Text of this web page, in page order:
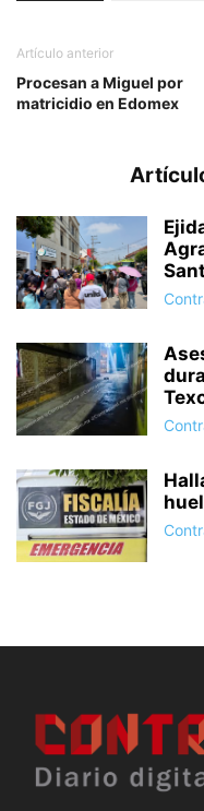
Artículo anterior
Procesan a Miguel por
matricidio en Edomex